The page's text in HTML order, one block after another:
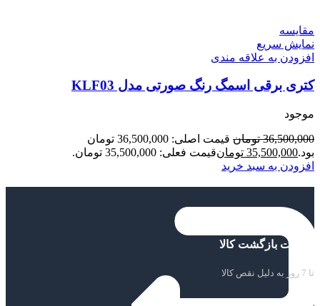
مقايسه
نمایش سریع
افزودن به علاقه مندی
کتری برقی اسمگ رنگ صورتی مدل KLF03
موجود
36,500,000 تومان
قیمت اصلی: 36,500,000 تومان
بود.35,500,000 تومانقیمت فعلی: 35,500,000 تومان.
افزودن به سبد خرید
ضمانت بازگشت کالا
تا 7 روز به دلیل نقص کالا